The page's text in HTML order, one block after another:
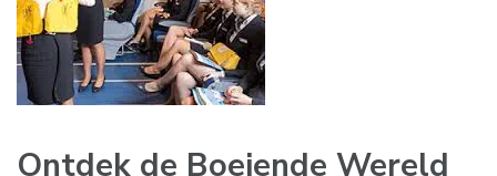
Ontdek de Boeiende Wereld